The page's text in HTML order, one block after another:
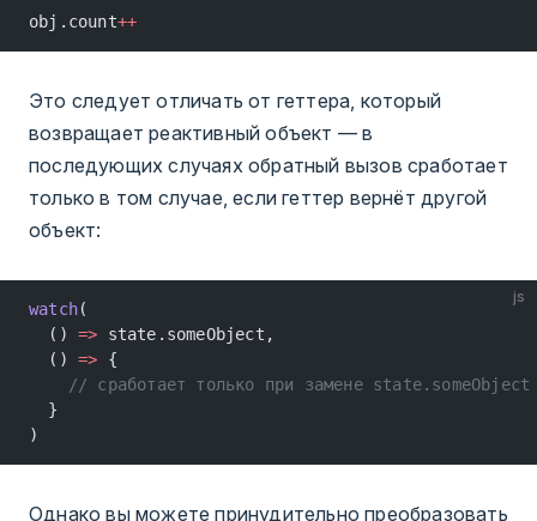
obj.count++
Это следует отличать от геттера, который
возвращает реактивный объект — в
последующих случаях обратный вызов сработает
только в том случае, если геттер вернёт другой
объект:
js
watch(
  ()
=> state.someObject,
  ()
=> {
    // сработает только при замене state.someObject
  }
)
Однако вы можете принудительно преобразовать